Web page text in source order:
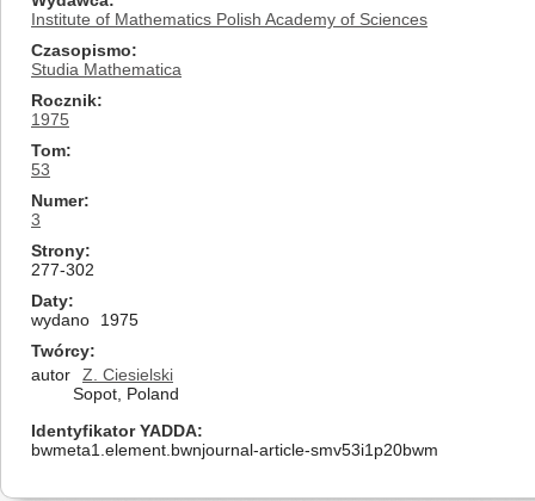
Institute of Mathematics Polish Academy of Sciences
Czasopismo
Studia Mathematica
Rocznik
1975
Tom
53
Numer
3
Strony
277-302
Daty
wydano
1975
Twórcy
autor
Z. Ciesielski
Sopot, Poland
Identyfikator YADDA
bwmeta1.element.bwnjournal-article-smv53i1p20bwm